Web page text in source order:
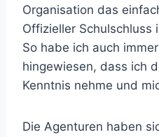
Organisation das
Offizieller Schulschluss
So habe ich auch
hingewiesen, dass ich
Kenntnis nehme und
Die Agenturen haben